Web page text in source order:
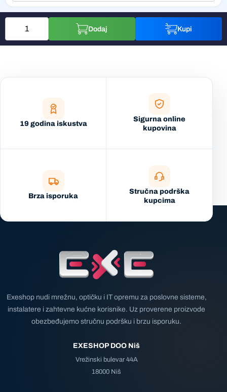
Dodaj Kupi
19 godina iskustva
Sigurna online
kupovina
Brza isporuka
Stručna podrška
kupcima
Exeshop nudi mrežnu, optičku i IT opremu za poslovne sisteme,
instalatere i zahtevne kućne korisnike. Uz proverene proizvode
obezbeđujemo stručnu podršku i brzu isporuku.
EXESHOP DOO Niš
Vrežinski bulevar 44A
18000 Niš